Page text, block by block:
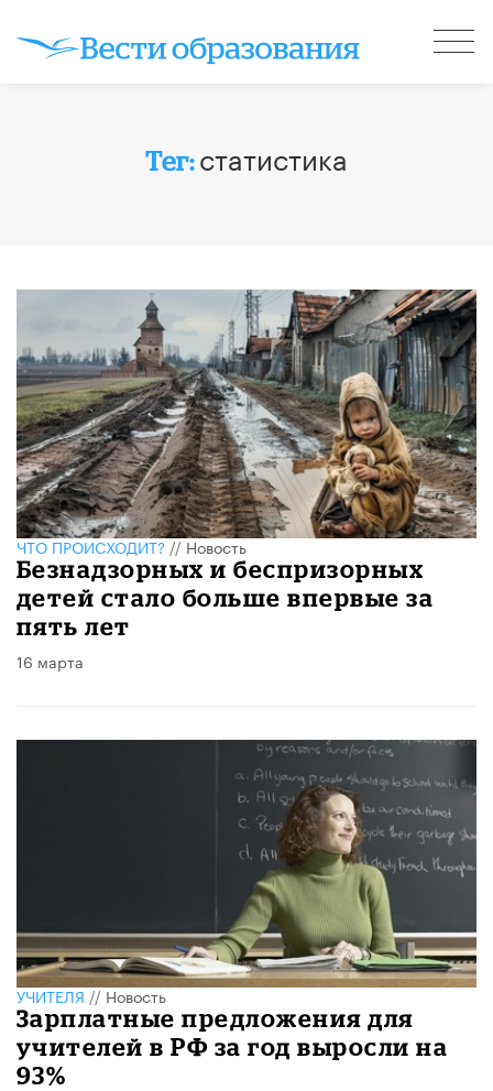
Тег:статистика
ЧТО ПРОИСХОДИТ?//Новость
Безнадзорных и беспризорных
детей стало больше впервые за
пять лет
16 марта
УЧИТЕЛЯ//Новость
Зарплатные предложения для
учителей в РФ за год выросли на
93%